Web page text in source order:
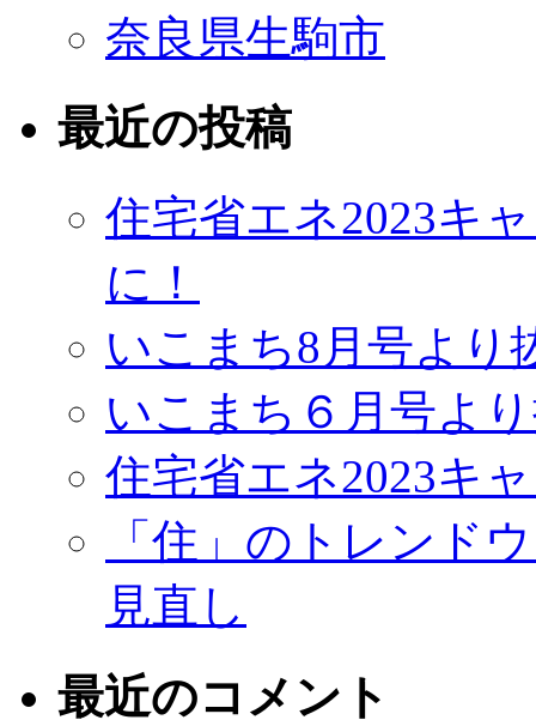
奈良県生駒市
最近の投稿
住宅省エネ2023キ
に！
いこまち8月号よ
いこまち６月号よ
住宅省エネ2023キ
「住」のトレンド
見直し
最近のコメント